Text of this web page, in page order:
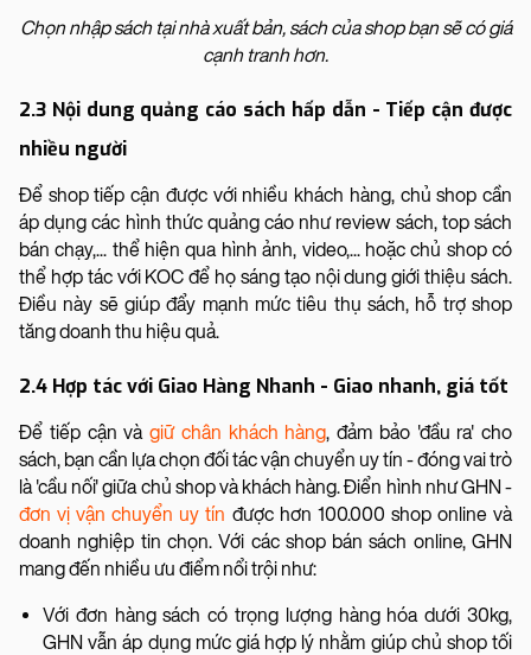
Chọn nhập sách tại nhà xuất bản, sách của shop bạn sẽ có giá
cạnh tranh hơn.
2.3 Nội dung quảng cáo sách hấp dẫn - Tiếp cận được
nhiều người
Để shop tiếp cận được với nhiều khách hàng, chủ shop cần
áp dụng các hình thức quảng cáo như review sách, top sách
bán chạy,... thể hiện qua hình ảnh, video,... hoặc chủ shop có
thể hợp tác với KOC để họ sáng tạo nội dung giới thiệu sách.
Điều này sẽ giúp đẩy mạnh mức tiêu thụ sách, hỗ trợ shop
tăng doanh thu hiệu quả.
2.4 Hợp tác với Giao Hàng Nhanh - Giao nhanh, giá tốt
Để tiếp cận và giữ chân khách hàng, đảm bảo 'đầu ra' cho
sách, bạn cần lựa chọn đối tác vận chuyển uy tín - đóng vai trò
là 'cầu nối' giữa chủ shop và khách hàng. Điển hình như GHN -
đơn vị vận chuyển uy tín được hơn 100.000 shop online và
doanh nghiệp tin chọn. Với các shop bán sách online, GHN
mang đến nhiều ưu điểm nổi trội như:
Với đơn hàng sách có trọng lượng hàng hóa dưới 30kg,
GHN vẫn áp dụng mức giá hợp lý nhằm giúp chủ shop tối